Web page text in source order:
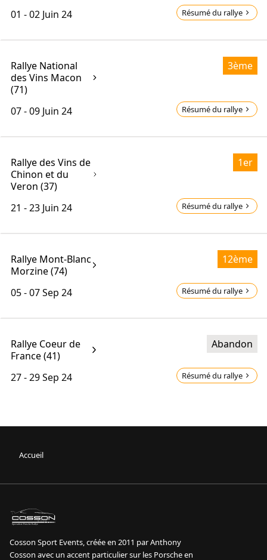
01 - 02 Juin 24 Résumé du rallye
Rallye National
des Vins Macon
(71)
07 - 09 Juin 24
3ème
Résumé du rallye
Rallye des Vins de
Chinon et du
Veron (37)
21 - 23 Juin 24
1er
Résumé du rallye
Rallye Mont-Blanc
Morzine (74)
05 - 07Sep 24
12ème
Résumé du rallye
Rallye Coeur de
France (41)
27 - 29Sep 24
Abandon
Résumé du rallye
Accueil
sport event
Specialiste Porsche Rallye
Cosson Sport Events, créée en 2011 par Anthony
Cosson avec un accent particulier sur les Porsche en